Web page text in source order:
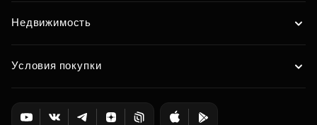
Недвижимость
Условия покупки